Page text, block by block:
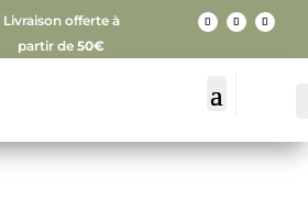
Livraison offerte à
partir de50€